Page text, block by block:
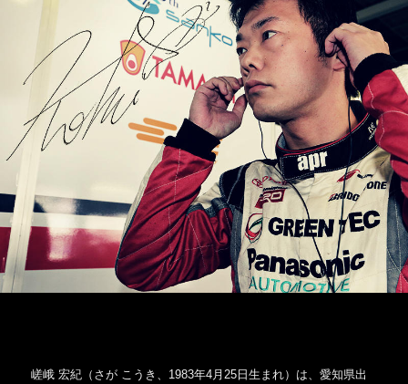
嵯峨 宏紀（さが こうき、1983年4月25日生まれ）は、愛知県出